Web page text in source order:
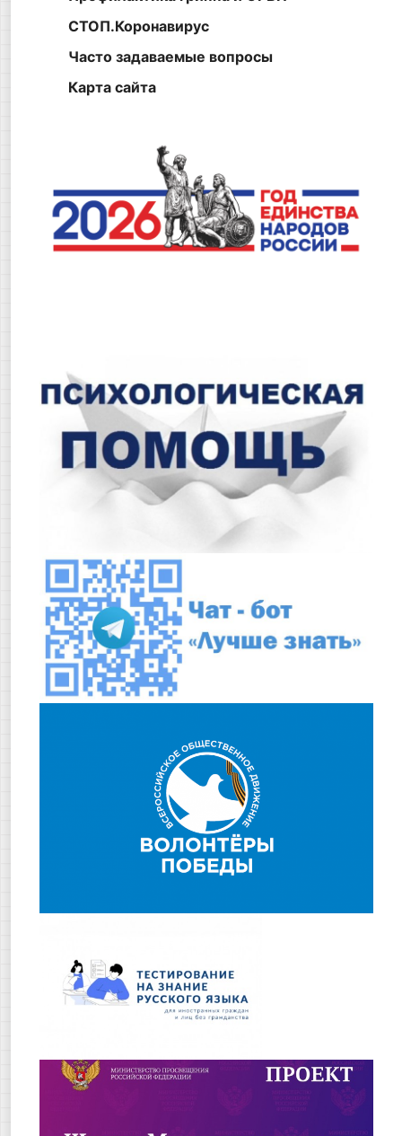
СТОП.Коронавирус
Часто задаваемые вопросы
Карта сайта